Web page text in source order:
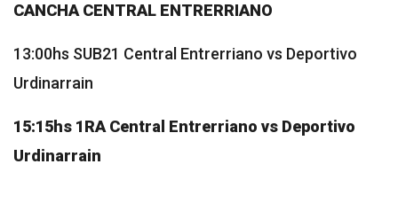
CANCHA CENTRAL ENTRERRIANO
13:00hs SUB21 Central Entrerriano vs Deportivo
Urdinarrain
15:15hs 1RA Central Entrerriano vs Deportivo
Urdinarrain